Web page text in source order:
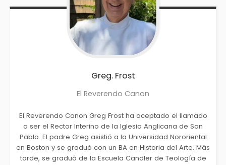
Greg. Frost
El Reverendo Canon
El Reverendo Canon Greg Frost ha aceptado el llamado
a ser el Rector Interino de la Iglesia Anglicana de San
Pablo. El padre Greg asistió a la Universidad Nororiental
en Boston y se graduó con un BA en Historia del Arte. Más
tarde, se graduó de la Escuela Candler de Teología de